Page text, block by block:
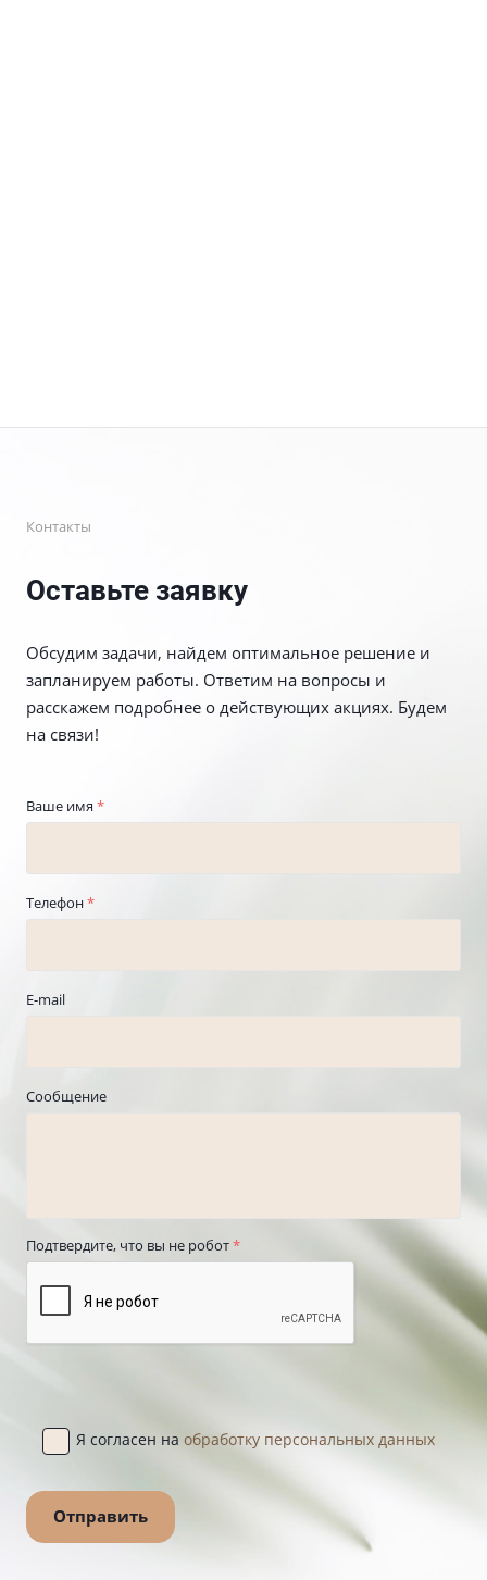
Контакты
Оставьте заявку
Обсудим задачи, найдем оптимальное решение и
запланируем работы. Ответим на вопросы и
расскажем подробнее о действующих акциях. Будем
на связи!
Ваше имя *
Телефон*
E-mail
Сообщение
Подтвердите, что вы не робот*
Я согласен на обработку персональных данных